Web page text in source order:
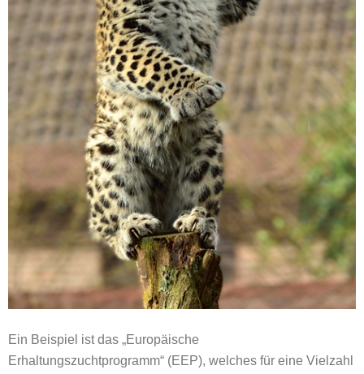
Ein Beispiel ist das „Europäische
Erhaltungszuchtprogramm“ (EEP), welches für eine Vielzahl